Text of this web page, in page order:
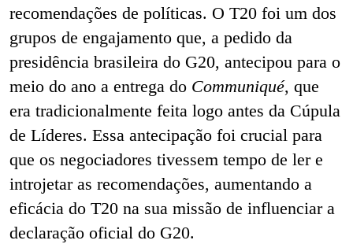
recomendações de políticas. O T20 foi um dos
grupos de engajamento que, a pedido da
presidência brasileira do G20, antecipou para o
meio do ano a entrega do Communiqué, que
era tradicionalmente feita logo antes da Cúpula
de Líderes. Essa antecipação foi crucial para
que os negociadores tivessem tempo de ler e
introjetar as recomendações, aumentando a
eficácia do T20 na sua missão de influenciar a
declaração oficial do G20.